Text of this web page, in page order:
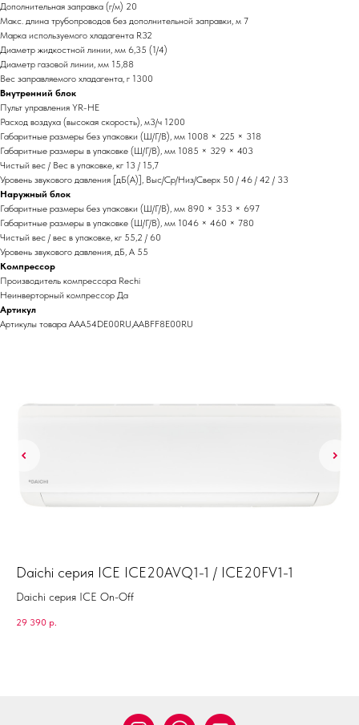
Дополнительная заправка (г/м) 20
Макс. длина трубопроводов без дополнительной заправки, м 7
Марка используемого хладагента R32
Диаметр жидкостной линии, мм 6,35 (1/4)
Диаметр газовой линии, мм 15,88
Вес заправляемого хладагента, г 1300
Внутренний блок
Пульт управления YR-HE
Расход воздуха (высокая скорость), м3/ч 1200
Габаритные размеры без упаковки (Ш/Г/В), мм 1008 × 225 × 318
Габаритные размеры в упаковке (Ш/Г/В), мм 1085 × 329 × 403
Чистый вес / Вес в упаковке, кг 13 / 15,7
Уровень звукового давления [дБ(А)], Выс/Ср/Низ/Сверх 50 / 46 / 42 / 33
Наружный блок
Габаритные размеры без упаковки (Ш/Г/В), мм 890 × 353 × 697
Габаритные размеры в упаковке (Ш/Г/В), мм 1046 × 460 × 780
Чистый вес / вес в упаковке, кг 55,2 / 60
Уровень звукового давления, дБ, А 55
Компрессор
Производитель компрессора Rechi
Неинверторный компрессор Да
Артикул
Артикулы товара AAA54DE00RU,AABFF8E00RU
Daichi серия ICE ICE20AVQ1-1 / ICE20FV1-1
Daichi серия ICE On-Off
29 390 р.